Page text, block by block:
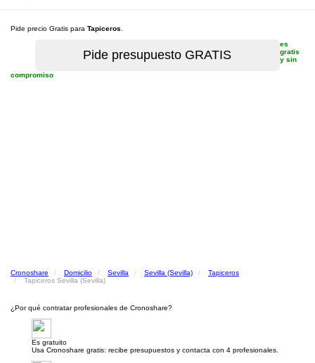
Pide precio Gratis para Tapiceros
es
gratis
y sin
compromiso
Cronoshare Domicilio Sevilla Sevilla (Sevilla)
Tapiceros
Tapiceros Sevilla (Sevilla)
¿Por qué contratar profesionales de Cronoshare?
Es gratuito
Usa Cronoshare gratis: recibe presupuestos y contacta con 4 profesionales.